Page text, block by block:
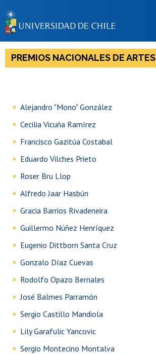
BIBLIOTECAS
LA UNIVERSIDAD
Egresadas/os
PREMIOS NACIONALES DE ARTES
Alejandro "Mono" González
Cecilia Vicuña Ramírez​​
Francisco Gazitúa Costabal
Eduardo Vilches Prieto
Roser Bru Llop
Alfredo Jaar Hasbún
Gracia Barrios Rivadeneira
Guillermo Núñez Henríquez
Eugenio Dittborn Santa Cruz
Gonzalo Díaz Cuevas
Rodolfo Opazo Bernales
José Balmes Parramón
Sergio Castillo Mandiola
Lily Garafulic Yancovic
Sergio Montecino Montalva